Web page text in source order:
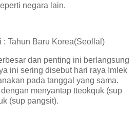
negara lain.
: Tahun Baru Korea(Seollal)
dan penting ini berlangsung
ini sering disebut hari raya Imlek
pada tanggal yang sama.
menyantap tteokquk (sup
(sup pangsit).